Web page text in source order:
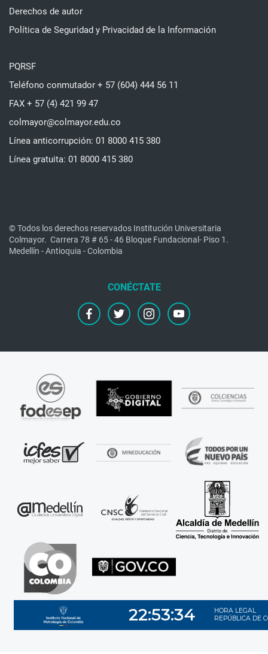
Derechos de autor
Política de Seguridad y Privacidad de la Información
PQRSF
Teléfono conmutador + 57 (604) 444 56 11
FAX + 57 (4) 421 99 47
colmayor@colmayor.edu.co
Línea anticorrupción: 01 8000 415 380
Línea gratuita: 01 8000 415 380
© Todos los derechos reservados Institución Universitaria
Colmayor. Carrera 78 # 65 - 46 Bloque Fundacional- Piso 1.
Medellín - Antioquia - Colombia